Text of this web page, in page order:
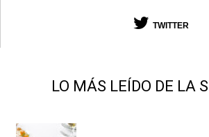
TWITTER
LO MÁS LEÍDO DE LA